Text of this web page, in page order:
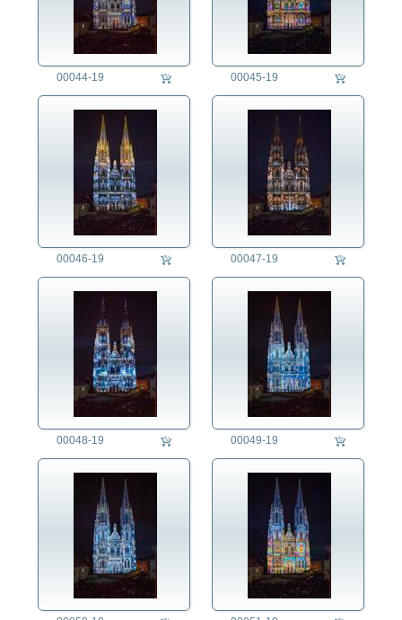
00044-19 00045-19
00046-19 00047-19
00048-19 00049-19